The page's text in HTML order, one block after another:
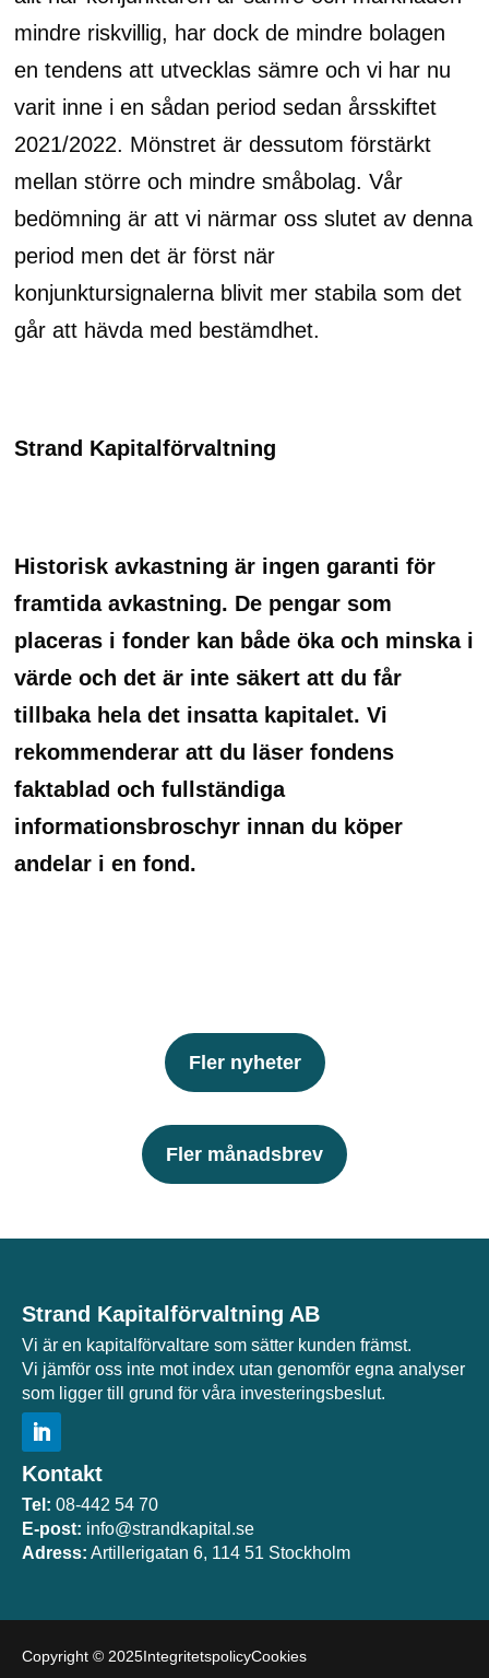
mindre riskvillig, har dock de mindre bolagen
en tendens att utvecklas sämre och vi har nu
varit inne i en sådan period sedan årsskiftet
2021/2022. Mönstret är dessutom förstärkt
mellan större och mindre småbolag. Vår
bedömning är att vi närmar oss slutet av denna
period men det är först när
konjunktursignalerna blivit mer stabila som det
går att hävda med bestämdhet.
Strand Kapitalförvaltning
Historisk avkastning är ingen garanti för
framtida avkastning. De pengar som
placeras i fonder kan både öka och minska i
värde och det är inte säkert att du får
tillbaka hela det insatta kapitalet. Vi
rekommenderar att du läser fondens
faktablad och fullständiga
informationsbroschyr innan du köper
andelar i en fond.
Fler nyheter
Fler månadsbrev
Strand Kapitalförvaltning AB
Vi är en kapitalförvaltare som sätter kunden främst.
Vi jämför oss inte mot index utan genomför egna analyser
som ligger till grund för våra investeringsbeslut.
Kontakt
Tel: 08-442 54 70
E-post: info@strandkapital.se
Adress: Artillerigatan 6, 114 51 Stockholm
Copyright © 2025IntegritetspolicyCookies